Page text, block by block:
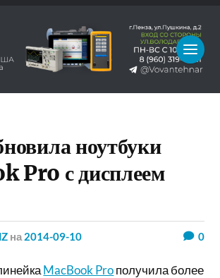
ноутбуки
Pro с дисплеем
на 2014-09-10 0
MacBook Proполучила более